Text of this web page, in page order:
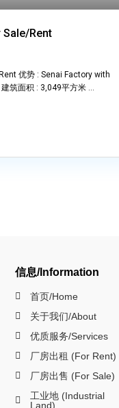
Sale/Rent
优势 : Senai Factory with
筑面积 : 3,049平方米 ...
信息/Information
首页/Home
关于我们/About
优质服务/Services
厂房出租 (For Rent)
厂房出售 (For Sale)
工业地 (Industrial
Land)